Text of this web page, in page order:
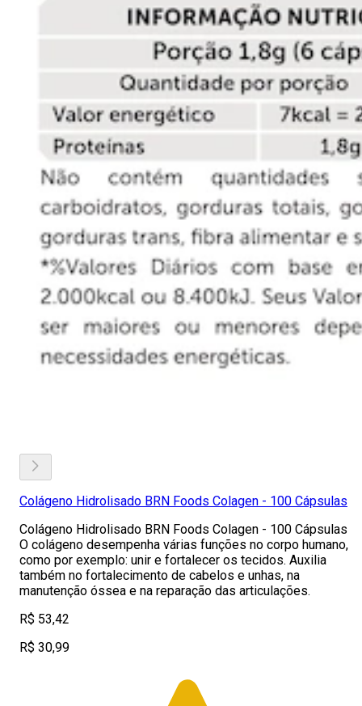
Colágeno Hidrolisado BRN Foods Colagen - 100 Cápsulas
Colágeno Hidrolisado BRN Foods Colagen - 100 Cápsulas
O colágeno desempenha várias funções no corpo humano,
como por exemplo: unir e fortalecer os tecidos. Auxilia
também no fortalecimento de cabelos e unhas, na
manutenção óssea e na reparação das articulações.
R$ 53,42
R$ 30,99